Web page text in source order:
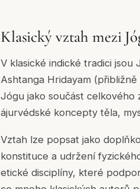
Klasický vztah mezi
V klasické indické tradici
Ashtanga Hridayam
Jógu jako součást celkového
ájurvédské koncepty těla,
Vztah lze popsat jako
konstituce a udržení
etické disciplíny, které